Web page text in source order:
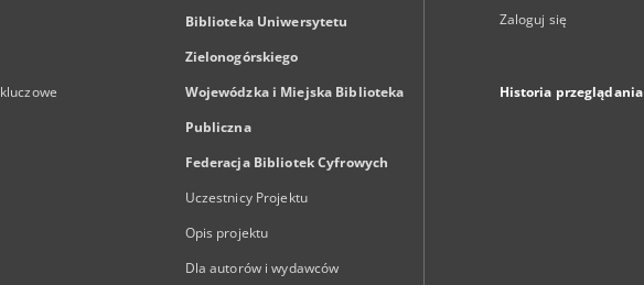
Biblioteka Uniwersytetu
Zielonogórskiego
Wojewódzka i Miejska Biblioteka
Publiczna
Federacja Bibliotek Cyfrowych
Uczestnicy Projektu
Opis projektu
Dla autorów i wydawców
Zaloguj się
Historia przeglądania